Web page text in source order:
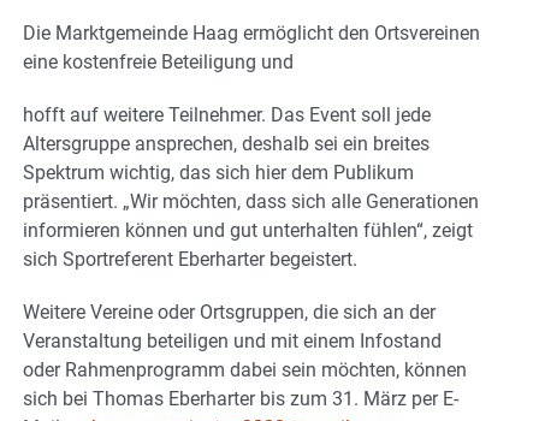
Die Marktgemeinde Haag ermöglicht den Ortsvereinen
eine kostenfreie Beteiligung und
hofft auf weitere Teilnehmer. Das Event soll jede
Altersgruppe ansprechen, deshalb sei ein breites
Spektrum wichtig, das sich hier dem Publikum
präsentiert. „Wir möchten, dass sich alle Generationen
informieren können und gut unterhalten fühlen“, zeigt
sich Sportreferent Eberharter begeistert.
Weitere Vereine oder Ortsgruppen, die sich an der
Veranstaltung beteiligen und mit einem Infostand
oder Rahmenprogramm dabei sein möchten, können
sich bei Thomas Eberharter bis zum 31. März per E-